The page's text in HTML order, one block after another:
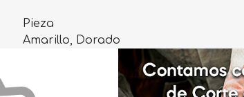
Pieza
Amarillo, Dorado